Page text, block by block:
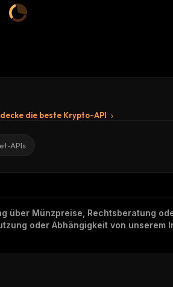
die beste Krypto-API
APIs
über Münzpreise, Rechtsberatung
oder Abhängigkeit von unserem